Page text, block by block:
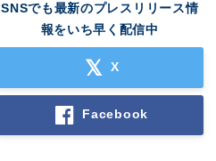
SNSでも最新のプレスリリース情
報をいち早く配信中
X
Facebook